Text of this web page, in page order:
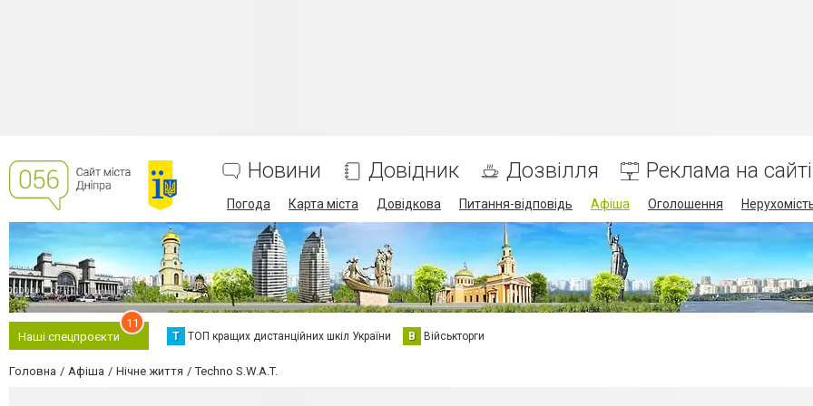
Новини Довідник Дозвілля Реклама на сайті
Погода Карта міста Довідкова Питання-відповідь Афіша Оголошення
Наші спецпроєкти
11
Т ТОП кращих дистанційних шкіл України В Військторги
Головна Афіша Нічне життя Techno S.W.A.T.